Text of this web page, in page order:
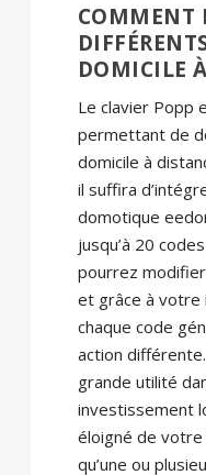
COMMENT
DOMICILE
Le clavier Popp
permettant de
domicile à
il suffira
domotique
jusqu’à 20
pourrez
et grâce à votre
chaque code
action
grande utilité
investissement
éloigné de votre
qu’une ou